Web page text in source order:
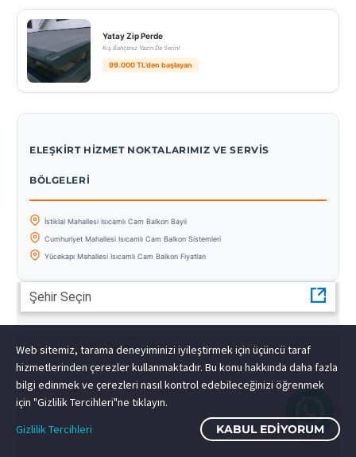
Yatay Zip Perde
Kış Bahçeniz Yazın Da Serin!
99.000 TL’den başlayan
ELEŞKIRT HIZMET NOKTALARIMIZ VE SERVIS
BÖLGELERI
İstiklal Mahallesi Isıcamlı Cam Balkon Bayii
Cumhuriyet Mahallesi Isıcamlı Cam Balkon Sistemleri
Yücekapı Mahallesi Isıcamlı Cam Balkon Fiyatları
Şehir Seçin
Web sitemiz, tarama deneyiminizi iyileştirmek için üçüncü taraf
hizmetlerinden çerezler kullanmaktadır. Bu konu hakkında daha fazla
bilgi edinmek ve çerezleri nasıl kontrol edebileceğinizi öğrenmek
için "Gizlilik Tercihleri"ne tıklayın.
Gizlilik Tercihleri
KABUL EDIYORUM